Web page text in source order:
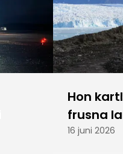
Hon
frusna
16 juni 2026